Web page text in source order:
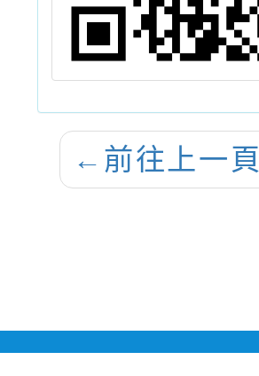
← 前往上一頁